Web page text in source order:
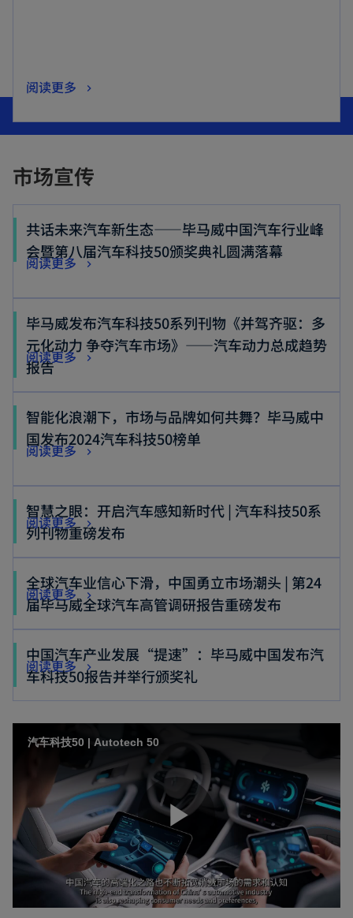
阅读更多
市场宣传
共话未来汽车新生态——毕马威中国汽车行业峰
会暨第八届汽车科技50颁奖典礼圆满落幕o
e
n
s
n
t
a
阅读更多
o
n
s
n
a
n
w
t
a
毕马威发布汽车科技50系列刊物《并驾齐驱：多
元化动力 争夺汽车市场》——汽车动力总成趋势
报告o
p
e
n
s
a
n
e
w
t
a
b
阅读更多
o
n
s
n
a
n
e
w
t
智能化浪潮下，市场与品牌如何共舞？毕马威中
国发布2024汽车科技50榜单
e
n
a
n
e
w
a
b
阅读更多
o
n
s
i
n
a
n
e
w
b
智慧之眼：开启汽车感知新时代 | 汽车科技50系
列刊物重磅发布
p
e
n
n
a
w
t
a
b
阅读更多
o
p
n
s
i
n
a
n
e
w
a
b
全球汽车业信心下滑，中国勇立市场潮头 | 第24
届毕马威全球汽车高管调研报告重磅发布
p
e
n
e
w
t
a
b
阅读更多
o
p
n
s
i
n
a
n
e
w
t
a
b
中国汽车产业发展“提速”：毕马威中国发布汽
车科技50报告并举行颁奖礼o
p
e
i
n
n
e
w
阅读更多
o
p
i
n
a
n
e
w
t
汽车科技50 | Autotech 50
播